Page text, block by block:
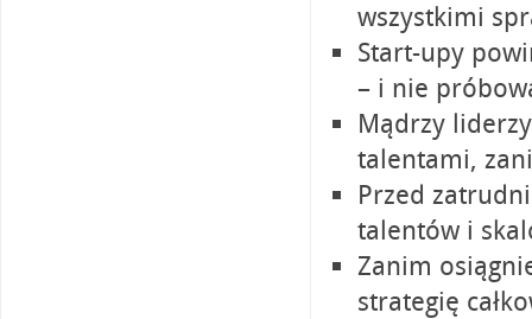
wszystkimi
Start-upy
– i nie
Mądrzy
talentami,
Przed
talentów i
Zanim
strategię